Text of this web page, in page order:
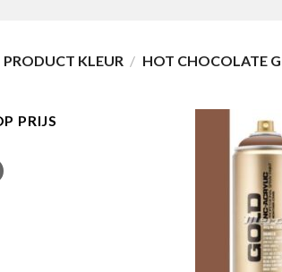
PRODUCT KLEUR / HOT CHOCOLATE
PRIJS